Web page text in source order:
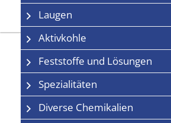
Laugen
Aktivkohle
Feststoffe und Lösungen
Spezialitäten
Diverse Chemikalien